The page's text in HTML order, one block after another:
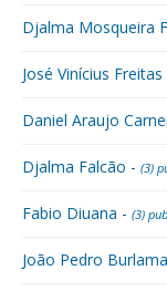
Djalma Mosqueira
José Vinícius Freitas
Daniel Araujo
Djalma Falcão - (3)
Fabio Diuana - (3)
João Pedro